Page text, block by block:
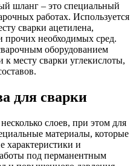
шланг – это специальный
работах. Используется
сварки ацетилена,
прочих необходимых сред.
оборудованием
к месту сварки углекислоты,
для сварки
слоев, при этом для
материалы, которые
характеристики и
под перманентным